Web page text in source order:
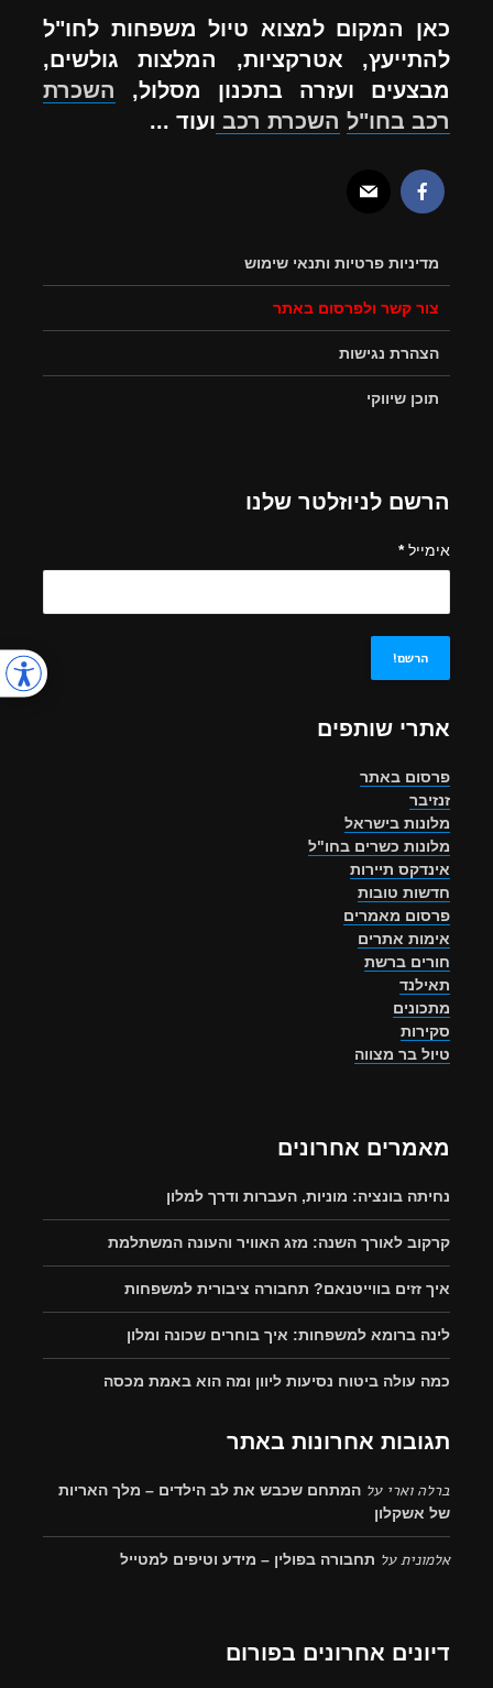
כאן המקום למצוא טיול משפחות לחו"ל
להתייעץ, אטרקציות, המלצות גולשים,
מבצעים ועזרה בתכנון מסלול, השכרת
רכב בחו"ל השכרת רכב ועוד ...
מדיניות פרטיות ותנאי שימוש
צור קשר ולפרסום באתר
הצהרת נגישות
תוכן שיווקי
הרשם לניוזלטר שלנו
אימייל*
אתרי שותפים
פרסום באתר
זנזיבר
מלונות בישראל
מלונות כשרים בחו"ל
אינדקס תיירות
חדשות טובות
פרסום מאמרים
אימות אתרים
חורים ברשת
תאילנד
מתכונים
סקירות
טיול בר מצווה
מאמרים אחרונים
נחיתה בונציה: מוניות, העברות ודרך למלון
קרקוב לאורך השנה: מזג האוויר והעונה המשתלמת
איך זזים בווייטנאם? תחבורה ציבורית למשפחות
לינה ברומא למשפחות: איך בוחרים שכונה ומלון
כמה עולה ביטוח נסיעות ליוון ומה הוא באמת מכסה
תגובות אחרונות באתר
ברלה וארי על המתחם שכבש את לב הילדים – מלך האריות
של אשקלון
אלמוניתעל תחבורה בפולין – מידע וטיפים למטייל
דיונים אחרונים בפורום